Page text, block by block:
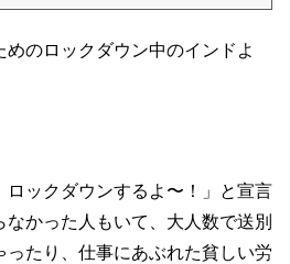
のロックダウン中のインドよ
ロックダウンするよ〜！」と宣言
かった人もいて、大人数で送別
たり、仕事にあぶれた貧しい労